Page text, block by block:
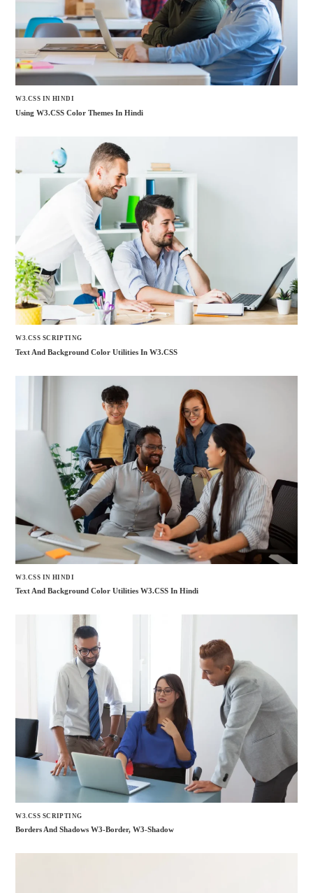
W3.CSS IN HINDI
Using W3.CSS Color Themes In Hindi
W3.CSS SCRIPTING
Text And Background Color Utilities In W3.CSS
W3.CSS IN HINDI
Text And Background Color Utilities W3.CSS In Hindi
W3.CSS SCRIPTING
Borders And Shadows W3-Border, W3-Shadow